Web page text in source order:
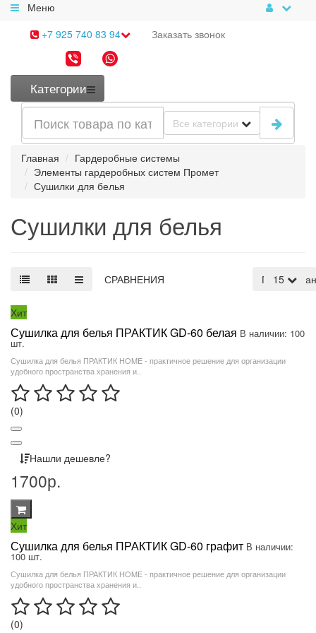
Меню
+7 925 740 83 94
Заказать звонок
Категории
Все категории
Главная
Гардеробные системы
Элементы гардеробных систем Промет
Сушилки для белья
Сушилки для белья
СРАВНЕНИЯ 15
По
Хит
Сушилка для белья ПРАКТИК GD-60 белая В наличии: 100
шт.
Сушилка для белья ПРАКТИК HOME - практичное решение для организации
удобного пространства хранения и..
(0)
Нашли дешевле?
1700р.
Хит
Сушилка для белья ПРАКТИК GD-60 графит В наличии:
100 шт.
Сушилка для белья ПРАКТИК HOME - практичное решение для организации
удобного пространства хранения и..
(0)